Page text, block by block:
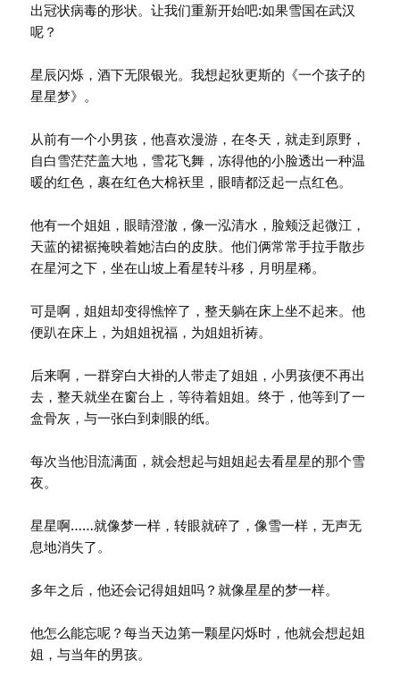
出冠状病毒的形状。让我们重新开始吧:如果雪国在武汉
呢？
星辰闪烁，酒下无限银光。我想起狄更斯的《一个孩子的
星星梦》。
从前有一个小男孩，他喜欢漫游，在冬天，就走到原野，
自白雪茫茫盖大地，雪花飞舞，冻得他的小脸透出一种温
暖的红色，裹在红色大棉袄里，眼晴都泛起一点红色。
他有一个姐姐，眼睛澄澈，像一泓清水，脸颊泛起微江，
天蓝的裙裾掩映着她洁白的皮肤。他们俩常常手拉手散步
在星河之下，坐在山坡上看星转斗移，月明星稀。
可是啊，姐姐却变得憔悴了，整天躺在床上坐不起来。他
便趴在床上，为姐姐祝福，为姐姐祈祷。
后来啊，一群穿白大褂的人带走了姐姐，小男孩便不再出
去，整天就坐在窗台上，等待着姐姐。终于，他等到了一
盒骨灰，与一张白到刺眼的纸。
每次当他泪流满面，就会想起与姐姐起去看星星的那个雪
夜。
星星啊……就像梦一样，转眼就碎了，像雪一样，无声无
息地消失了。
多年之后，他还会记得姐姐吗？就像星星的梦一样。
他怎么能忘呢？每当天边第一颗星闪烁时，他就会想起姐
姐，与当年的男孩。